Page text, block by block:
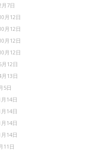
7日
月12日
月12日
月12日
月12日
12日
13日
5日
14日
14日
14日
14日
11日